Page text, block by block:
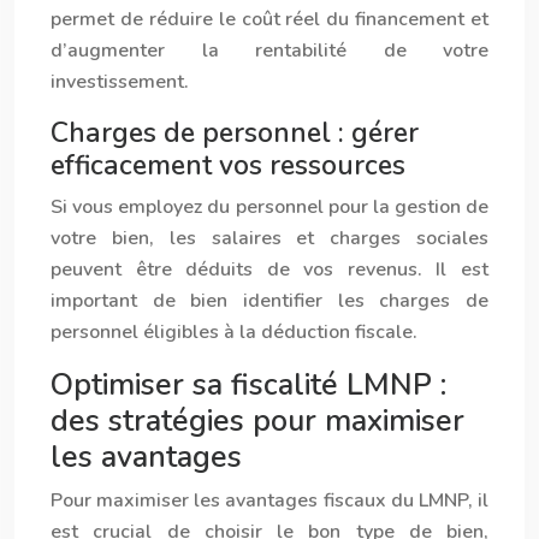
permet de réduire le coût réel du financement et
d’augmenter la rentabilité de votre
investissement.
Charges de personnel : gérer
efficacement vos ressources
Si vous employez du personnel pour la gestion de
votre bien, les salaires et charges sociales
peuvent être déduits de vos revenus. Il est
important de bien identifier les charges de
personnel éligibles à la déduction fiscale.
Optimiser sa fiscalité LMNP :
des stratégies pour maximiser
les avantages
Pour maximiser les avantages fiscaux du LMNP, il
est crucial de choisir le bon type de bien,